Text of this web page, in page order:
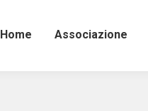
Home Associazione